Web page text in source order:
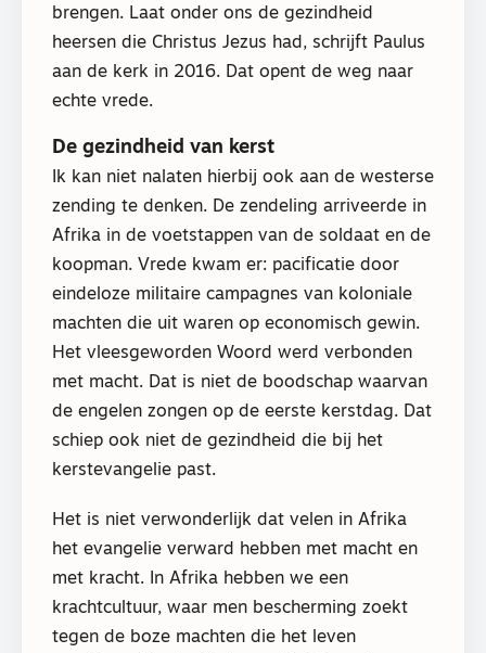
brengen. Laat onder ons de gezindheid
heersen die Christus Jezus had, schrijft Paulus
aan de kerk in 2016. Dat opent de weg naar
echte vrede.
De gezindheid van kerst
Ik kan niet nalaten hierbij ook aan de westerse
zending te denken. De zendeling arriveerde in
Afrika in de voetstappen van de soldaat en de
koopman. Vrede kwam er: pacificatie door
eindeloze militaire campagnes van koloniale
machten die uit waren op economisch gewin.
Het vleesgeworden Woord werd verbonden
met macht. Dat is niet de boodschap waarvan
de engelen zongen op de eerste kerstdag. Dat
schiep ook niet de gezindheid die bij het
kerstevangelie past.
Het is niet verwonderlijk dat velen in Afrika
het evangelie verward hebben met macht en
met kracht. In Afrika hebben we een
krachtcultuur, waar men bescherming zoekt
tegen de boze machten die het leven